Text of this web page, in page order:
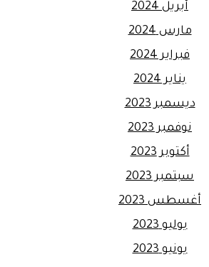
أبريل 2024
مارس 2024
فبراير 2024
يناير 2024
ديسمبر 2023
نوفمبر 2023
أكتوبر 2023
سبتمبر 2023
أغسطس 2023
يوليو 2023
يونيو 2023